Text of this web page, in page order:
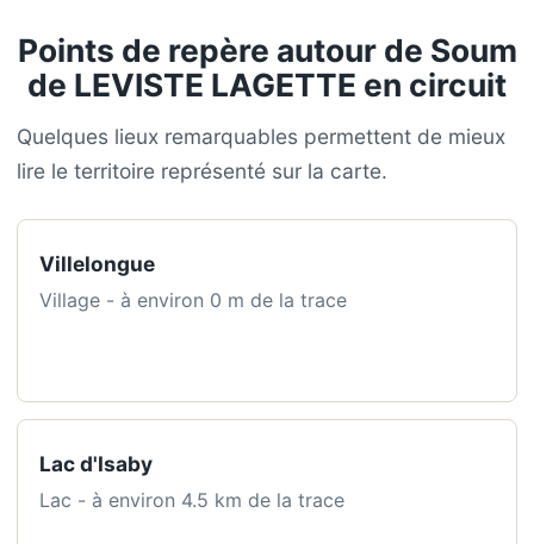
Points de repère autour de Soum
de LEVISTE LAGETTE en circuit
Quelques lieux remarquables permettent de mieux
lire le territoire représenté sur la carte.
Villelongue
Village - à environ 0 m de la trace
Lac d'Isaby
Lac - à environ 4.5 km de la trace